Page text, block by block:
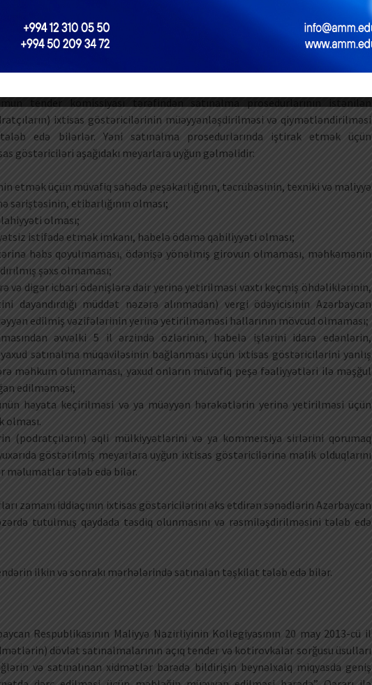
dair məlumat (ehtiyac olduğu halda);
ildəki (əgər daha az müddət fəaliyyət göstərirsə, bütün fəaliyyəti dövründəki)
verilmiş arayış.
tərəfindən əlavə sənədlər tələb edilə bilərmi?
tender komissiyası tərəfindən satınalma prosedurlarının istənilən
ixtisas göstəricilərinin müəyyənləşdirilməsi və qiymətləndirilməsi
edə bilərlər. Yəni satınalma prosedurlarında iştirak etmək üçün
göstəriciləri aşağıdakı meyarlara uyğun gəlməlidir:
etmək üçün müvafiq sahədə peşəkarlığının, təcrübəsinin, texniki və maliyyə
səriştəsinin, etibarlığının olması;
olması;
istifadə etmək imkanı, habelə ödəmə qabiliyyəti olması;
həbs qoyulmaması, ödənişə yönəlmiş girovun olmaması, məhkəmənin
şəxs olmaması;
və digər icbari ödənişlərə dair yerinə yetirilməsi vaxtı keçmiş öhdəliklərinin,
müddət nəzərə alınmadan) vergi ödəyicisinin Azərbaycan
edilmiş vəzifələrinin yerinə yetirilməməsi hallarının mövcud olmaması;
əvvəlki 5 il ərzində özlərinin, habelə işlərini idarə edənlərin,
satınalma müqaviləsinin bağlanması üçün ixtisas göstəricilərini yanlış
məhkum olunmaması, yaxud onların müvafiq peşə fəaliyyətləri ilə məşğul
edilməməsi;
həyata keçirilməsi və ya müəyyən hərəkətlərin yerinə yetirilməsi üçün
olması.
(podratçıların) əqli mülkiyyətlərini və ya kommersiya sirlərini qorumaq
göstərilmiş meyarlara uyğun ixtisas göstəricilərinə malik olduqlarını
məlumatlar tələb edə bilər.
zamanı iddiaçının ixtisas göstəricilərini əks etdirən sənədlərin Azərbaycan
tutulmuş qaydada təsdiq olunmasını və rəsmiləşdirilməsini tələb edə
ilkin və sonrakı mərhələrində satınalan təşkilat tələb edə bilər.
Respublikasının Maliyyə Nazirliyinin Kollegiyasının 20 may 2013-cü il
dövlət satınalmalarının açıq tender və kotirovkalar sorğusu üsulları
və satınalınan xidmətlər barədə bildirişin beynəlxalq miqyasda geniş